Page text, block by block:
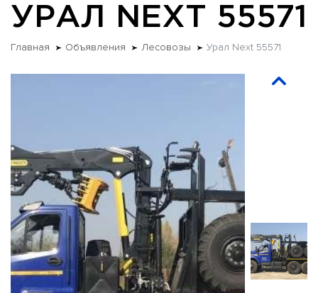
УРАЛ NEXT 55571
Главная Объявления Лесовозы Урал Next 55571